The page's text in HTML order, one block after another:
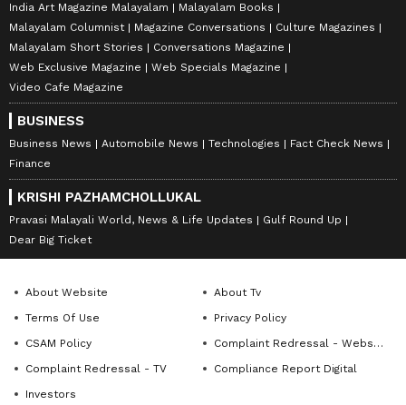
India Art Magazine Malayalam
Malayalam Books
Malayalam Columnist
Magazine Conversations
Culture Magazines
Malayalam Short Stories
Conversations Magazine
Web Exclusive Magazine
Web Specials Magazine
Video Cafe Magazine
BUSINESS
Business News Automobile News Technologies
Fact Check News
Finance
KRISHI PAZHAMCHOLLUKAL
Pravasi Malayali World, News & Life Updates
Gulf Round Up
Dear Big Ticket
About Website
About Tv
Terms Of Use
Privacy Policy
CSAM Policy
Complaint Redressal - Website
Complaint Redressal - TV
Compliance Report Digital
Investors